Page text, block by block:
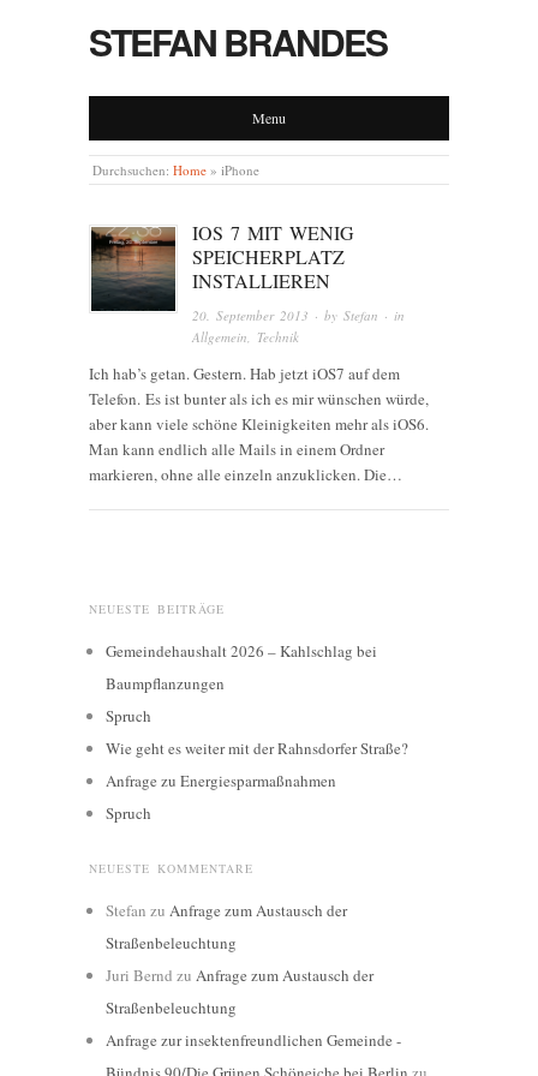
STEFAN BRANDES
Menu
Durchsuchen: Home » iPhone
IOS 7 MIT WENIG
SPEICHERPLATZ
INSTALLIEREN
20. September 2013 · byStefan · in
Allgemein
Technik
Ich hab’s getan. Gestern. Hab jetzt iOS7 auf dem
Telefon. Es ist bunter als ich es mir wünschen würde,
aber kann viele schöne Kleinigkeiten mehr als iOS6.
Man kann endlich alle Mails in einem Ordner
markieren, ohne alle einzeln anzuklicken. Die…
NEUESTE BEITRÄGE
Gemeindehaushalt 2026 – Kahlschlag bei
Baumpflanzungen
Spruch
Wie geht es weiter mit der Rahnsdorfer Straße?
Anfrage zu Energiesparmaßnahmen
Spruch
NEUESTE KOMMENTARE
Stefan zu Anfrage zum Austausch der
Straßenbeleuchtung
Juri Bernd zu Anfrage zum Austausch der
Straßenbeleuchtung
Anfrage zur insektenfreundlichen Gemeinde -